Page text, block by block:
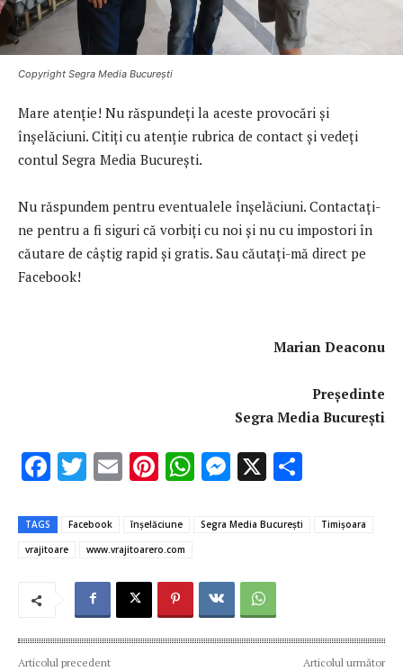
Copyright Segra Media București
Mare atenție! Nu răspundeți la aceste provocări și
înșelăciuni. Citiți cu atenție rubrica de contact și vedeți
contul Segra Media București.
Nu răspundem pentru eventualele înșelăciuni. Contactați-
ne pentru a fi siguri că vorbiți cu noi și nu cu impostori în
căutare de câștig rapid și gratis. Sau căutați-mă direct pe
Facebook!
Marian Deaconu
Președinte
Segra Media București
F
e
b
k
T
it
te
r
E
ai
l
Pi
er
es
t
W
at
A
p
p
M
se
g
er
X
ta
TAGS Facebook înşelăciune Segra Media Bucureşti
Timişoara
vrajitoare
www.vrajitoarero.com
Articolul precedent Articolul următor